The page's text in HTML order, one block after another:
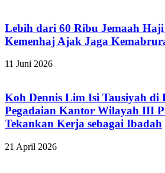
Lebih dari 60 Ribu Jemaah
Kemenhaj Ajak Jaga
11 Juni 2026
Koh Dennis Lim Isi Tausiyah di
Pegadaian Kantor Wilayah III
Tekankan Kerja sebagai Ibadah
21 April 2026